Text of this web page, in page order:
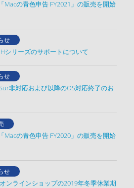
Macの青色申告 FY2021」の販売を開始
せ
シリーズのサポートについて
せ
非対応および以降のOS対応終了のお
Macの青色申告 FY2020」の販売を開始
せ
ンラインショップの2019年冬季休業期